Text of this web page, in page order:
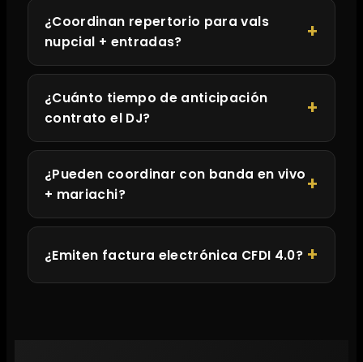
¿Coordinan repertorio para vals
nupcial + entradas?
¿Cuánto tiempo de anticipación
contrato el DJ?
¿Pueden coordinar con banda en vivo
+ mariachi?
¿Emiten factura electrónica CFDI 4.0?